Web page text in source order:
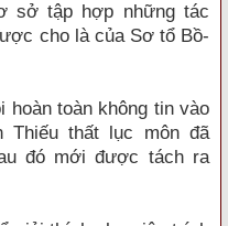
sở tập hợp những tác
cho là của Sơ tổ Bồ-
hoàn toàn không tin vào
Thiếu thất lục môn đã
đó mới được tách ra